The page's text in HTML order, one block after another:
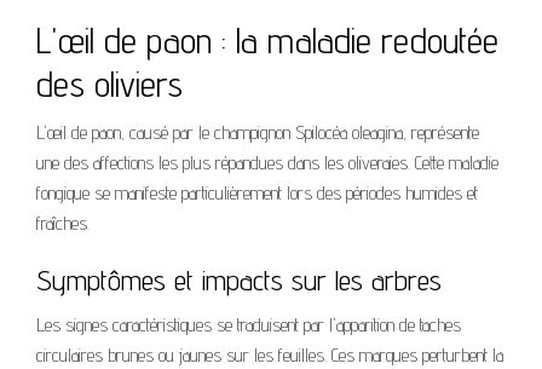
L'œil de paon : la maladie redoutée
des oliviers
L'œil de paon, causé par le champignon Spilocéa oleagina, représente
une des affections les plus répandues dans les oliveraies. Cette maladie
fongique se manifeste particulièrement lors des périodes humides et
fraîches.
Symptômes et impacts sur les arbres
Les signes caractéristiques se traduisent par l'apparition de taches
circulaires brunes ou jaunes sur les feuilles. Ces marques perturbent la